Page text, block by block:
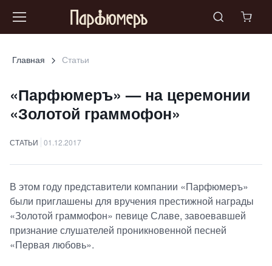
Главная Статьи
«Парфюмеръ» — на церемонии
«Золотой граммофон»
СТАТЬИ 01.12.2017
В этом году представители компании «Парфюмеръ»
были приглашены для вручения престижной награды
«Золотой граммофон» певице Славе, завоевавшей
признание слушателей проникновенной песней
«Первая любовь».